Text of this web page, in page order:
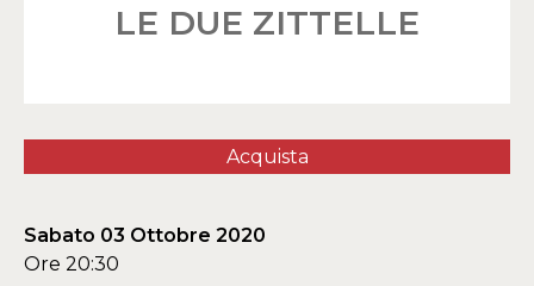
LE DUE ZITTELLE
Acquista
Sabato 03 Ottobre 2020
Ore 20:30